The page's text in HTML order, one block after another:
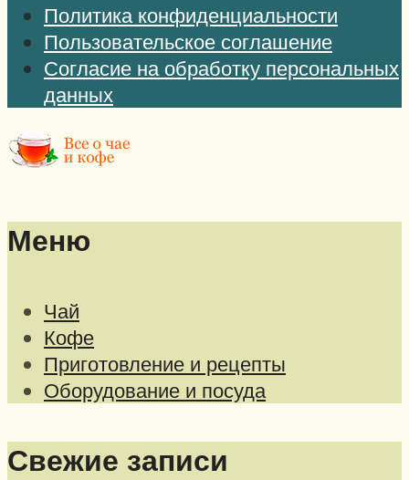
Политика конфиденциальности
Пользовательское соглашение
Согласие на обработку персональных
данных
Меню
Чай
Кофе
Приготовление и рецепты
Оборудование и посуда
Свежие записи